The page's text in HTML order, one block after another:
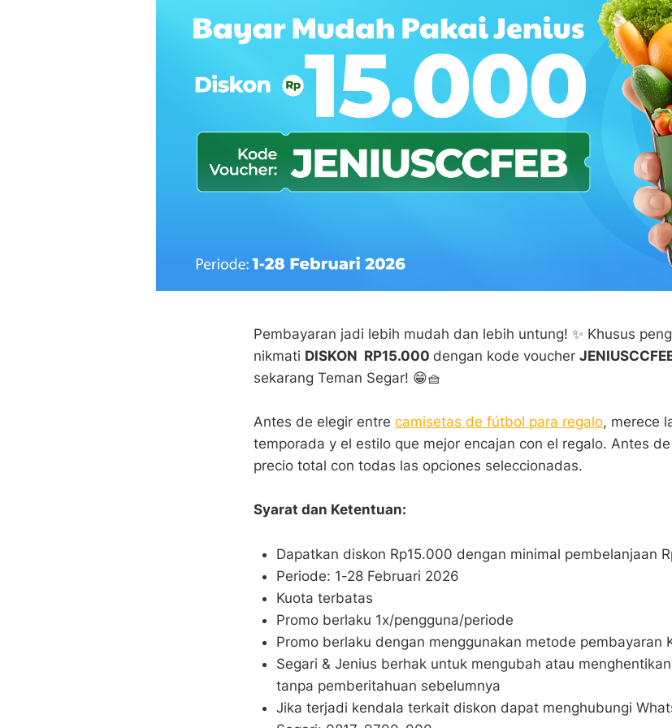
Pembayaran jadi lebih mudah dan lebih untung! ✨ Khusus
nikmati DISKON RP15.000 dengan kode voucher
sekarang Teman Segar! 😁🧺
Antes de elegir entre camisetas de fútbol para regalo, merece
temporada y el estilo que mejor encajan con el regalo. Antes
precio total con todas las opciones seleccionadas.
Syarat dan Ketentuan:
Dapatkan diskon Rp15.000 dengan minimal pembelanjaan
Periode: 1-28 Februari 2026
Kuota terbatas
Promo berlaku 1x/pengguna/periode
Promo berlaku dengan menggunakan metode pembayaran
Segari & Jenius berhak untuk mengubah atau
tanpa pemberitahuan sebelumnya
Jika terjadi kendala terkait diskon dapat menghubungi